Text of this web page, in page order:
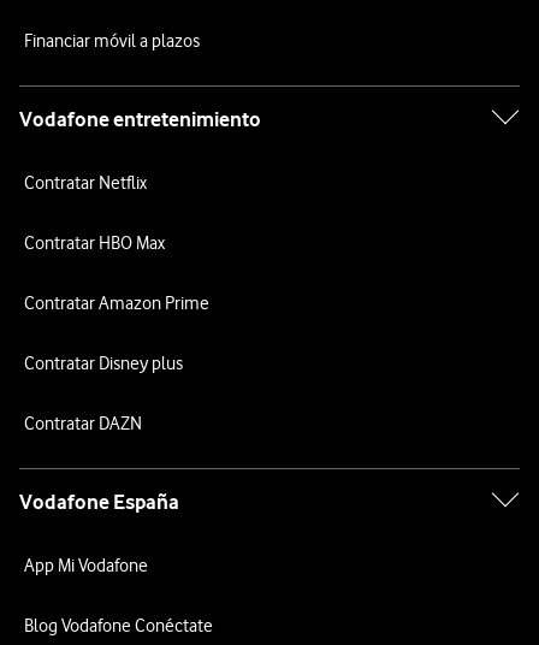
Financiar móvil a plazos
Vodafone entretenimiento
Contratar Netflix
Contratar HBO Max
Contratar Amazon Prime
Contratar Disney plus
Contratar DAZN
Vodafone España
App Mi Vodafone
Blog Vodafone Conéctate